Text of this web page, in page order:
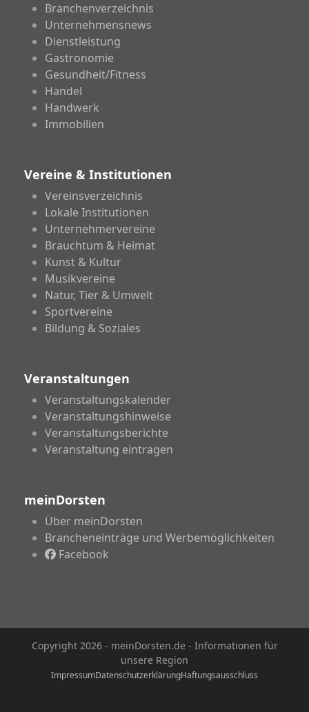
Branchenverzeichnis
Unternehmensnews
Dienstleistung
Gastronomie
Gesundheit/Fitness
Handel
Handwerk
Immobilien
Vereine & Institutionen
Vereinsverzeichnis
Lokale Institutionen
Unternehmervereine
Brauchtum & Heimat
Kunst & Kultur
Musikvereine
Natur, Tier & Umwelt
Sportvereine
Bildung & Soziales
Veranstaltungen
Veranstaltungskalender
Veranstaltungshinweise
Veranstaltungsberichte
Veranstaltung eintragen
meinDorsten
Über meinDorsten
Brancheneinträge und Werbemöglichkeiten
Facebook
Copyright 2026 - meinDorsten.de - Informationen für
unsere Region
ImpressumDatenschutzerklärungHaftungsausschluss